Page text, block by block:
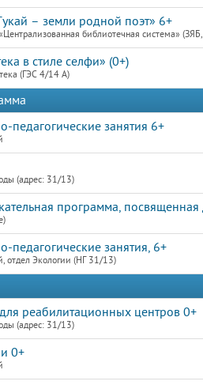
– земли родной поэт» 6+
библиотечная система»
в стиле селфи» (0+)
(ГЭС 4/14 А)
педагогические занятия 6+
(адрес: 31/13)
программа,
педагогические занятия, 6+
отдел Экологии (НГ 31/13)
реабилитационных центров 0+
(адрес: 31/13)
0+